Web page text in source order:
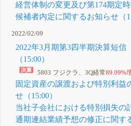
経営体制の変更及び第174期定
候補者内定に関するお知らせ（
2022/02/09
2022年3月期第3四半期決算短信
（15:00）
5803 フジクラ、3Q経常89.09%
固定資産の譲渡および特別利益
せ（15:00）
当社子会社における特別損失の
通期連結業績予想の修正に関す